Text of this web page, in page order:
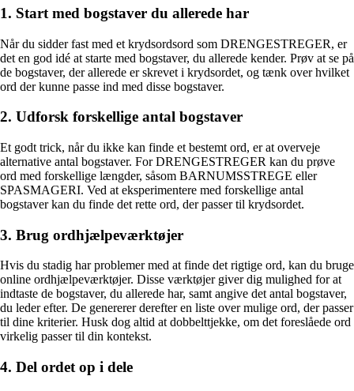
1. Start med bogstaver du allerede har
Når du sidder fast med et krydsordsord som DRENGESTREGER, er
det en god idé at starte med bogstaver, du allerede kender. Prøv at se på
de bogstaver, der allerede er skrevet i krydsordet, og tænk over hvilket
ord der kunne passe ind med disse bogstaver.
2. Udforsk forskellige antal bogstaver
Et godt trick, når du ikke kan finde et bestemt ord, er at overveje
alternative antal bogstaver. For DRENGESTREGER kan du prøve
ord med forskellige længder, såsom BARNUMSSTREGE eller
SPASMAGERI. Ved at eksperimentere med forskellige antal
bogstaver kan du finde det rette ord, der passer til krydsordet.
3. Brug ordhjælpeværktøjer
Hvis du stadig har problemer med at finde det rigtige ord, kan du bruge
online ordhjælpeværktøjer. Disse værktøjer giver dig mulighed for at
indtaste de bogstaver, du allerede har, samt angive det antal bogstaver,
du leder efter. De genererer derefter en liste over mulige ord, der passer
til dine kriterier. Husk dog altid at dobbelttjekke, om det foreslåede ord
virkelig passer til din kontekst.
4. Del ordet op i dele